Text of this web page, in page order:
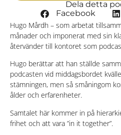
Hugo Mårdh – som arbetat
månader och imponerat med sin
återvänder till kontoret som
Hugo berättar att han ställde
podcasten vid middagsbordet
stämningen, men så småningom
ålder och erfarenheter.
Samtalet här kommer in på
frihet och att vara ”in it together”.
Dela detta
Facebook